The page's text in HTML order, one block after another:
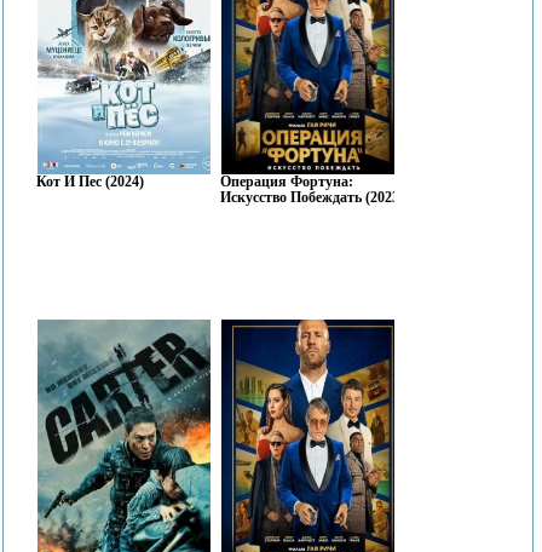
Кот И Пес (2024)
Операция Фортуна:
Искусство Побеждать (2023)